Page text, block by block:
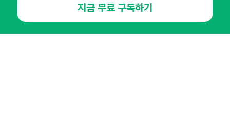
오픈애즈란
지금 무료 구독하기